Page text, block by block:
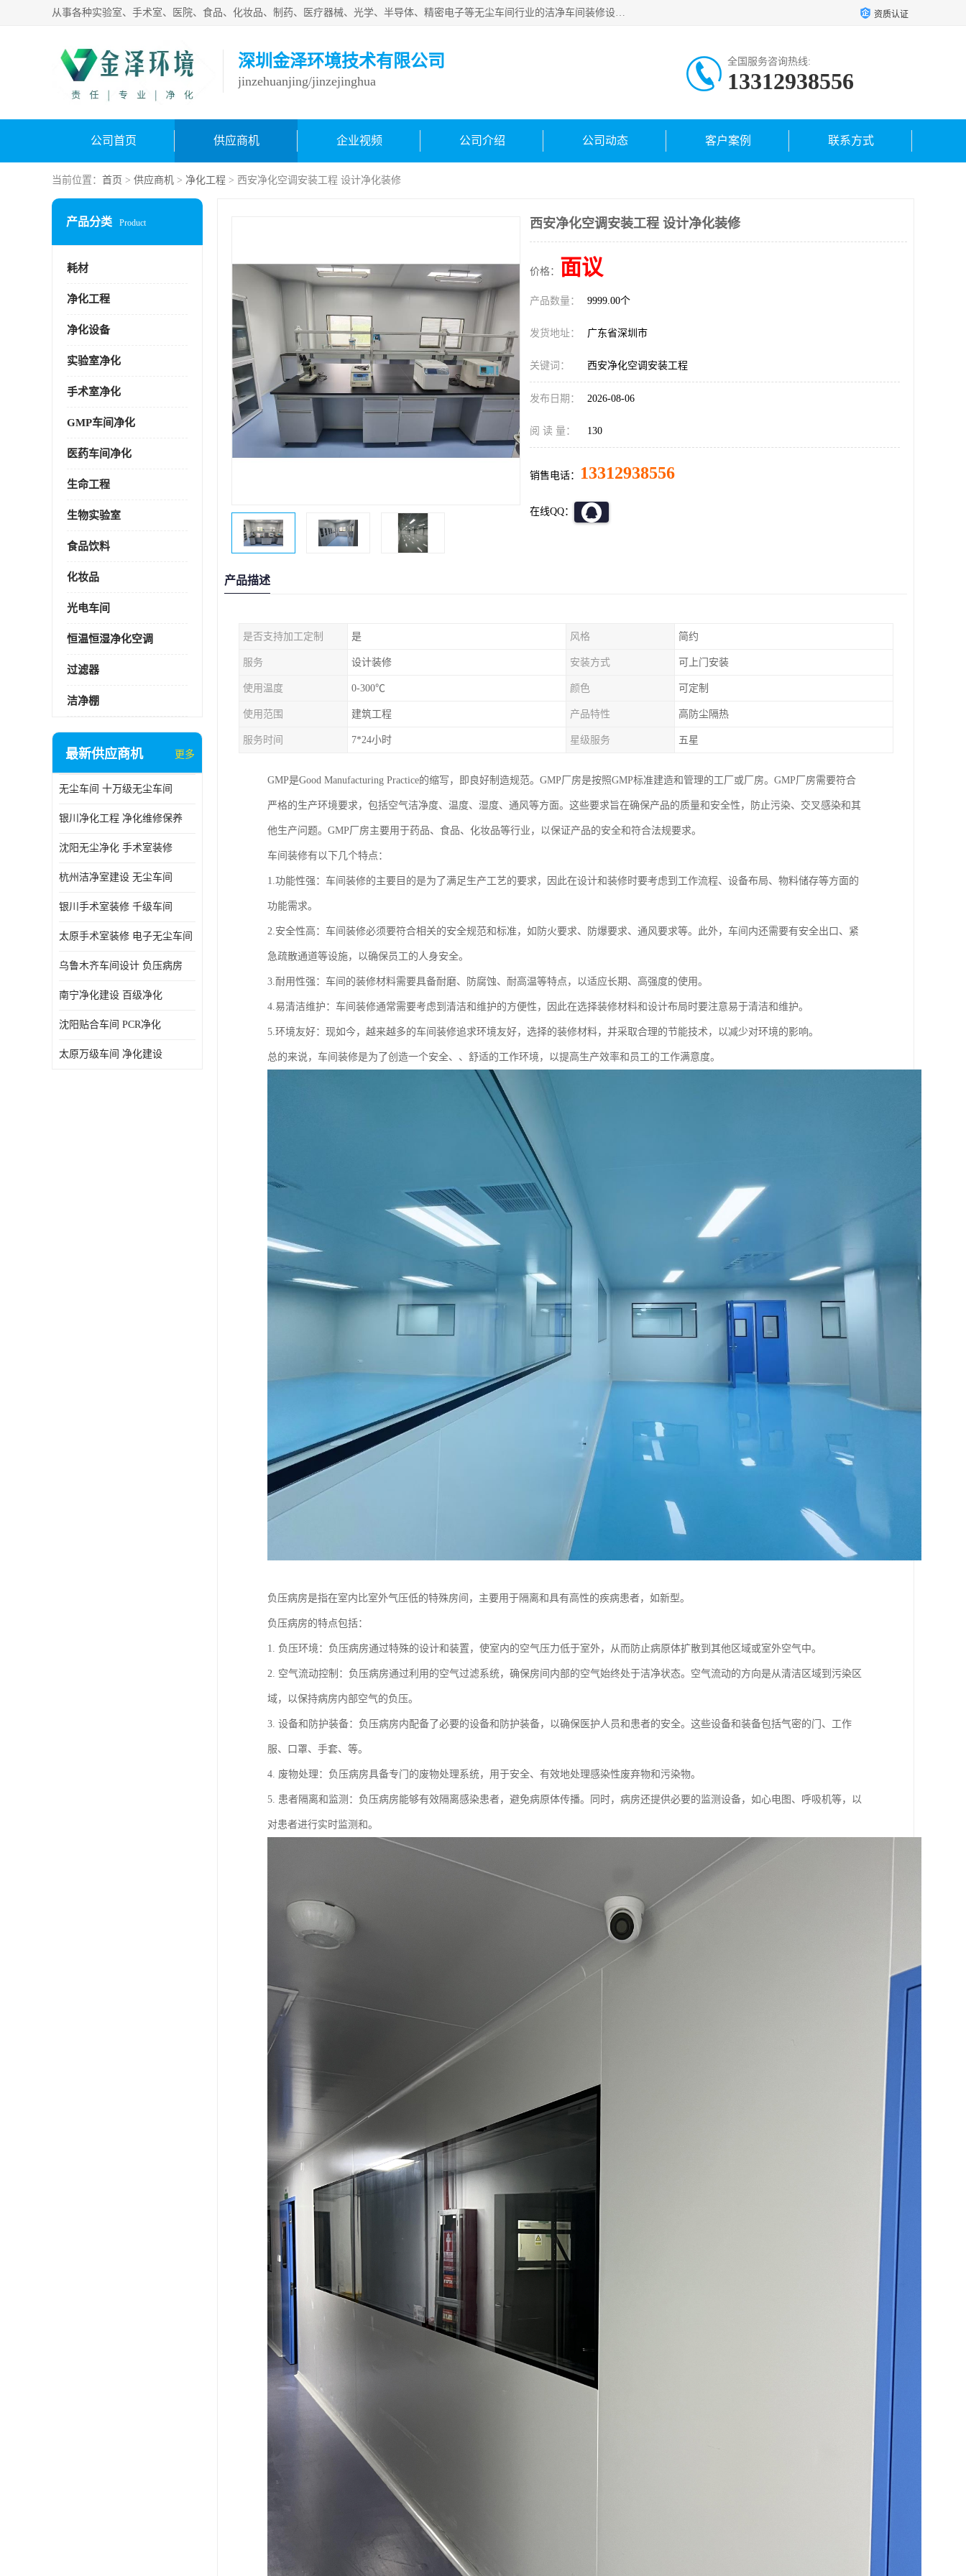
从事各种实验室、手术室、医院、食品、化妆品、制药、医疗器械、光学、半导体、精密电子等无尘车间行业的洁净车间装修设计、净化设备、恒温恒湿空调的设计制作与安装、净化系统工程项目施工及其技术支持服务。 资质认证
深圳金泽环境技术有限公司
jinzehuanjing/jinzejinghua
全国服务咨询热线:
13312938556
公司首页 供应商机 企业视频 公司介绍 公司动态 客户案例 联系方式
当前位置： 首页 > 供应商机 > 净化工程 > 西安净化空调安装工程 设计净化装修
产品分类 Product
耗材
净化工程
净化设备
实验室净化
手术室净化
GMP车间净化
医药车间净化
生命工程
生物实验室
食品饮料
化妆品
光电车间
恒温恒湿净化空调
过滤器
洁净棚
最新供应商机 更多
无尘车间 十万级无尘车间
银川净化工程 净化维修保养
沈阳无尘净化 手术室装修
杭州洁净室建设 无尘车间
银川手术室装修 千级车间
太原手术室装修 电子无尘车间
乌鲁木齐车间设计 负压病房
南宁净化建设 百级净化
沈阳贴合车间 PCR净化
太原万级车间 净化建设
西安净化空调安装工程 设计净化装修
价格： 面议
产品数量： 9999.00个
发货地址： 广东省深圳市
关键词： 西安净化空调安装工程
发布日期： 2026-08-06
阅 读 量： 130
销售电话： 13312938556
在线QQ：
产品描述
是否支持加工定制 是 风格 简约
服务 设计装修 安装方式 可上门安装
使用温度 0-300℃ 颜色 可定制
使用范围 建筑工程 产品特性 高防尘隔热
服务时间 7*24小时 星级服务 五星
GMP是Good Manufacturing Practice的缩写，即良好制造规范。GMP厂房是按照GMP标准建造和管理的工厂或厂房。GMP厂房需要符合
严格的生产环境要求，包括空气洁净度、温度、湿度、通风等方面。这些要求旨在确保产品的质量和安全性，防止污染、交叉感染和其
他生产问题。GMP厂房主要用于药品、食品、化妆品等行业，以保证产品的安全和符合法规要求。
车间装修有以下几个特点：
1.功能性强：车间装修的主要目的是为了满足生产工艺的要求，因此在设计和装修时要考虑到工作流程、设备布局、物料储存等方面的
功能需求。
2.安全性高：车间装修必须要符合相关的安全规范和标准，如防火要求、防爆要求、通风要求等。此外，车间内还需要有安全出口、紧
急疏散通道等设施，以确保员工的人身安全。
3.耐用性强：车间的装修材料需要具备耐磨、防腐蚀、耐高温等特点，以适应长期、高强度的使用。
4.易清洁维护：车间装修通常需要考虑到清洁和维护的方便性，因此在选择装修材料和设计布局时要注意易于清洁和维护。
5.环境友好：现如今，越来越多的车间装修追求环境友好，选择的装修材料，并采取合理的节能技术，以减少对环境的影响。
总的来说，车间装修是为了创造一个安全、、舒适的工作环境，以提高生产效率和员工的工作满意度。
负压病房是指在室内比室外气压低的特殊房间，主要用于隔离和具有高性的疾病患者，如新型。
负压病房的特点包括：
1. 负压环境：负压病房通过特殊的设计和装置，使室内的空气压力低于室外，从而防止病原体扩散到其他区域或室外空气中。
2. 空气流动控制：负压病房通过利用的空气过滤系统，确保房间内部的空气始终处于洁净状态。空气流动的方向是从清洁区域到污染区
域，以保持病房内部空气的负压。
3. 设备和防护装备：负压病房内配备了必要的设备和防护装备，以确保医护人员和患者的安全。这些设备和装备包括气密的门、工作
服、口罩、手套、等。
4. 废物处理：负压病房具备专门的废物处理系统，用于安全、有效地处理感染性废弃物和污染物。
5. 患者隔离和监测：负压病房能够有效隔离感染患者，避免病原体传播。同时，病房还提供必要的监测设备，如心电图、呼吸机等，以
对患者进行实时监测和。